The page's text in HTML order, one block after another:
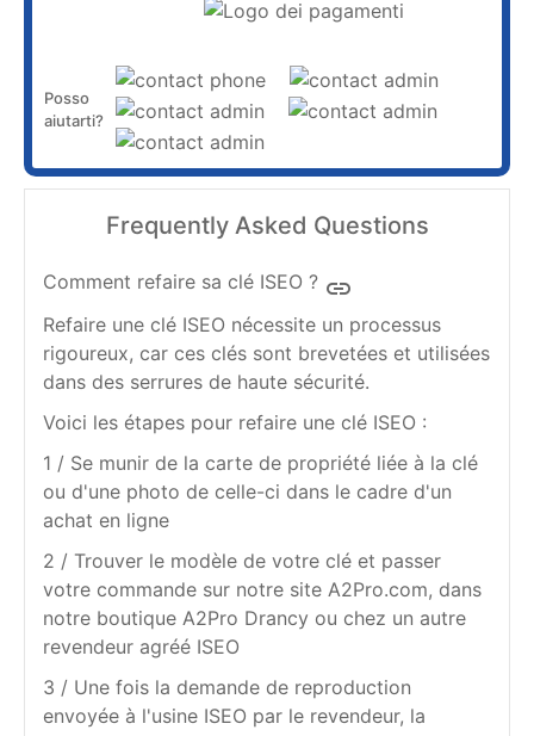
Posso
aiutarti?
Frequently Asked Questions
Comment refaire sa clé ISEO ? insert_link
Refaire une clé ISEO nécessite un processus
rigoureux, car ces clés sont brevetées et utilisées
dans des serrures de haute sécurité.
Voici les étapes pour refaire une clé ISEO :
1 / Se munir de la carte de propriété liée à la clé
ou d'une photo de celle-ci dans le cadre d'un
achat en ligne
2 / Trouver le modèle de votre clé et passer
votre commande sur notre site A2Pro.com, dans
notre boutique A2Pro Drancy ou chez un autre
revendeur agréé ISEO
3 / Une fois la demande de reproduction
envoyée à l'usine ISEO par le revendeur, la